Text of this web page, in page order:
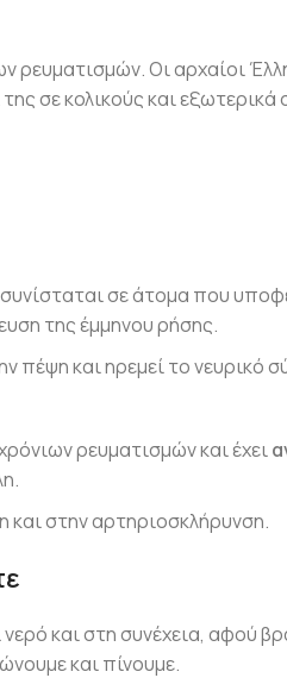
ρευματισμών. Οι αρχαίοι
σε κολικούς και εξωτερικά
συνίσταται σε άτομα που
της έμμηνου ρήσης.
πέψη και ηρεμεί το νευρικό
ρευματισμών και έχει
και στην αρτηριοσκλήρυνση.
και στη συνέχεια, αφού
και πίνουμε.